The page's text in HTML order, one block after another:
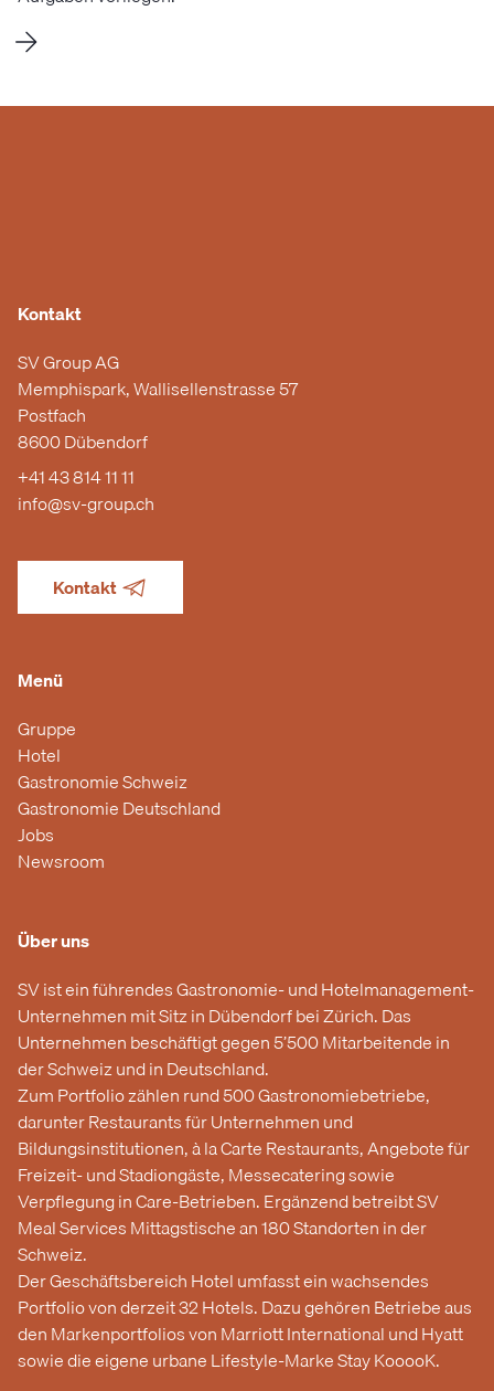
Kontakt
SV Group AG
Memphispark, Wallisellenstrasse 57
Postfach
8600 Dübendorf
+41 43 814 11 11
info@sv-group.ch
Kontakt
Menü
Gruppe
Hotel
Gastronomie Schweiz
Gastronomie Deutschland
Jobs
Newsroom
Über uns
SV ist ein führendes Gastronomie- und Hotelmanagement-
Unternehmen mit Sitz in Dübendorf bei Zürich. Das
Unternehmen beschäftigt gegen 5’500 Mitarbeitende in
der Schweiz und in Deutschland.
Zum Portfolio zählen rund 500 Gastronomiebetriebe,
darunter Restaurants für Unternehmen und
Bildungsinstitutionen, à la Carte Restaurants, Angebote für
Freizeit- und Stadiongäste, Messecatering sowie
Verpflegung in Care-Betrieben. Ergänzend betreibt SV
Meal Services Mittagstische an 180 Standorten in der
Schweiz.
Der Geschäftsbereich Hotel umfasst ein wachsendes
Portfolio von derzeit 32 Hotels. Dazu gehören Betriebe aus
den Markenportfolios von Marriott International und Hyatt
sowie die eigene urbane Lifestyle-Marke Stay KooooK.